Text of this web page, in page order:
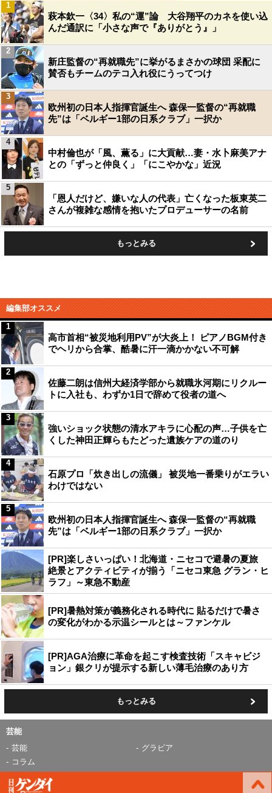
萩本欽一〈34〉私の“運”論 大谷翔平のカネを使い込
んだ通訳に「小さな声で『ありがとう』」
1
新庄監督の“再就職先”に挙がるまさかの球団 采配に
賛否もチームのテコ入れ役にうってつけ
2
欧州初の日本人指揮官誕生へ 森保一監督の“再就職
先”は「ベルギー1部の日系クラブ」一択か
3
中村倫也が「風、薫る」に大貢献…妻・水卜麻美アナ
との「ずっと仲良く」「にこやかな」近況
4
「恩人だけど、嫌いな人の代表」亡くなった板東英二
さんが複雑な感情を抱いたプロデューサーの名前
5
もっとみる
編集部オススメ
高市首相“被災地利用PV”が大炎上！ ピアノBGM付き
でヘリから合掌、酷暑に汗一滴かかない不可解
1
佐藤二朗は信州大経済学部から就職氷河期にリクルー
トに入社も、わずか1日で辞めて役者の道へ
2
強いショック状態の清水アキラに心配の声…子供を亡
くした神田正輝らもたどった遺族ケアの道のり
3
石原プロ「炊き出しの流儀」 被災地一番乗りがエラい
わけではない
4
欧州初の日本人指揮官誕生へ 森保一監督の“再就職
先”は「ベルギー1部の日系クラブ」一択か
5
[PR]楽しさいっぱい！北海道・ニセコで避暑の夏旅
絶景とアクティビティが揃う「ニセコ東急 グラン・ヒ
ラフ」～東急不動産
[PR]暑熱対策が義務化される時代に 貼るだけで暑さ
の変化がわかる示温シールとは～ファンケル
[PR]AGA治療に革命を起こす検査技術「スキャビジ
ョン」銀クリが提示する新しい薄毛治療のあり方
もっとみる
芸能
芸能
グラビア
コラム